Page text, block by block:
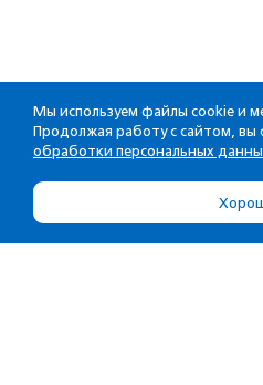
Мы используем файлы cookie и
Продолжая работу с сайтом, вы
обработки персональных